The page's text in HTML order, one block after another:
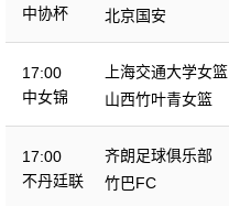
中协杯
北京国安
17:00
中女锦
上海交通大学女篮
山西竹叶青女篮
17:00
不丹廷联
齐朗足球俱乐部
竹巴FC